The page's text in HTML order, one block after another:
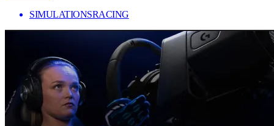
SIMULATIONSRACING